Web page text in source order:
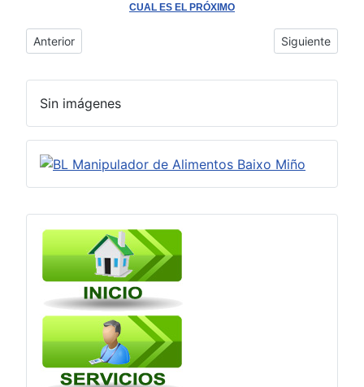
CUAL ES EL PRÓXIMO
Artículo anterior: Cofradía de Pescadores de Cambados -
Anterior Artículo
Siguiente
Sin imágenes